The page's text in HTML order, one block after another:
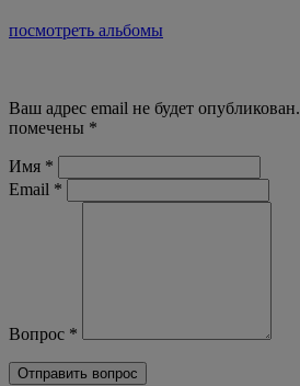
посмотреть альбомы
Ваш адрес email не будет опубликован.
помечены *
Имя *
Email *
Вопрос *